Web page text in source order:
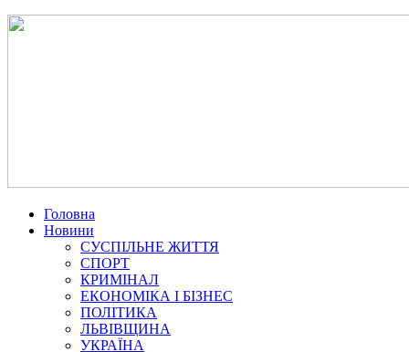
Головна
Новини
СУСПІЛЬНЕ ЖИТТЯ
СПОРТ
КРИМІНАЛ
ЕКОНОМІКА І БІЗНЕС
ПОЛІТИКА
ЛЬВІВЩИНА
УКРАЇНА